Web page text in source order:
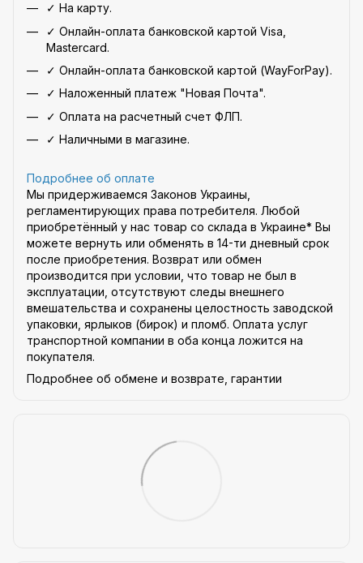
✓ На карту.
✓ Онлайн-оплата банковской картой Visa,
Mastercard.
✓ Онлайн-оплата банковской картой (WayForPay).
✓ Наложенный платеж "Новая Почта".
✓ Оплата на расчетный счет ФЛП.
✓ Наличными в магазине.
Подробнее об оплате
Мы придерживаемся Законов Украины,
регламентирующих права потребителя. Любой
приобретённый у нас товар со склада в Украине* Вы
можете вернуть или обменять в 14-ти дневный срок
после приобретения. Возврат или обмен
производится при условии, что товар не был в
эксплуатации, отсутствуют следы внешнего
вмешательства и сохранены целостность заводской
упаковки, ярлыков (бирок) и пломб. Оплата услуг
транспортной компании в оба конца ложится на
покупателя.
Подробнее об обмене и возврате, гарантии